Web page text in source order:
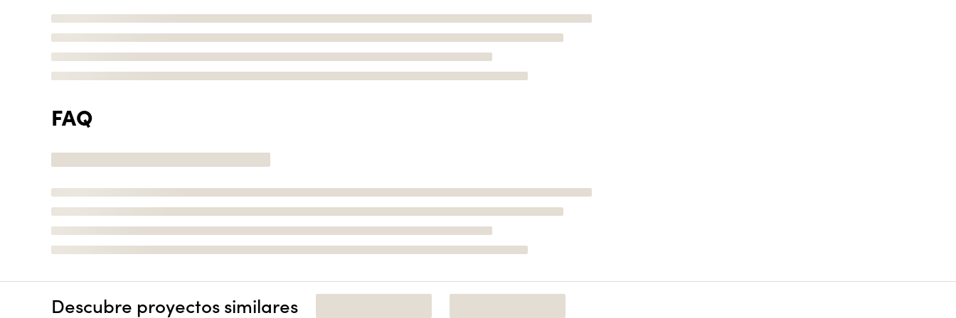
FAQ
Descubre proyectos similares